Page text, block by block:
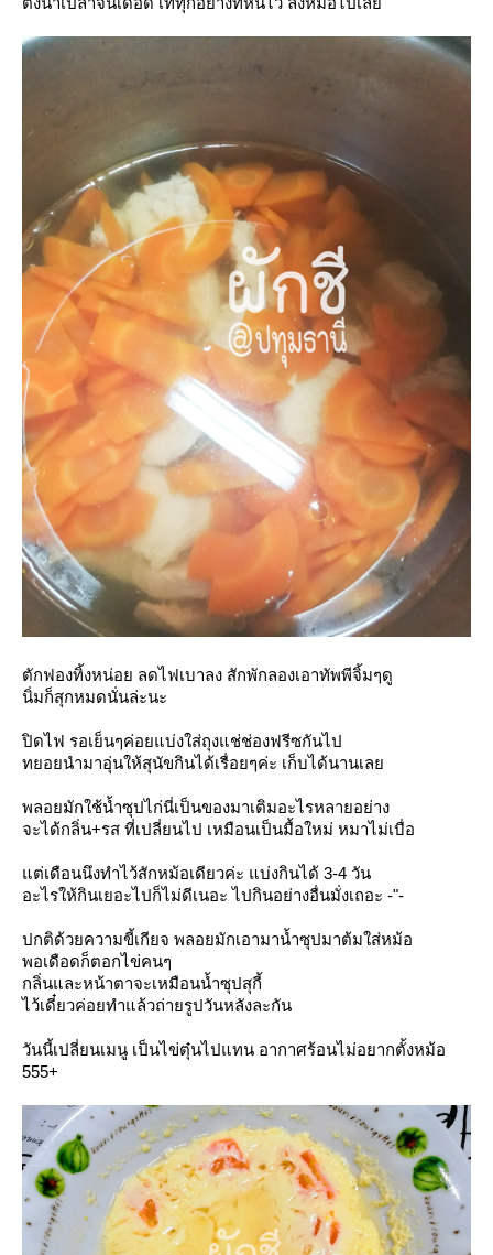
ตักฟองทิ้งหน่อย ลดไฟเบาลง สักพักลองเอาทัพพีจิ้มๆดู
นิ่มก็สุกหมดนั่นล่ะนะ
ปิดไฟ รอเย็นๆค่อยแบ่งใส่ถุงแช่ช่องฟรีซกันไป
ทยอยนำมาอุ่นให้สุนัขกินได้เรื่อยๆค่ะ เก็บได้นานเล
พลอยมักใช้น้ำซุปไก่นี่เป็นของมาเติมอะไรหลายอย่าง
จะได้กลิ่น+รส ที่เปลี่ยนไป เหมือนเป็นมื้อใหม่ หมาไม่เบื่อ
ต่เดือนนึงทำไว้สักหม้อเดียวค่ะ แบ่งกินได้ 3-4 วัน
อะไรให้กินเยอะไปก็ไม่ดีเนอะ ไปกินอย่างอื่นมั่งเถอะ -"-
ปกติด้วยความขี้เกียจ พลอยมักเอามาน้ำซุปมาต้มใส่หม้อ
พอเดือดก็ตอกไข่คนๆ
กลิ่นและหน้าตาจะเหมือนน้ำซุปสุกี้
ไว้เดี๋ยวค่อยทำแล้วถ่ายรูปวันหลังละกัน
วันนี้เปลี่ยนเมนู เป็นไข่ตุ๋นไปแทน อากาศร้อนไม่อยากตั้งหม้อ
555+